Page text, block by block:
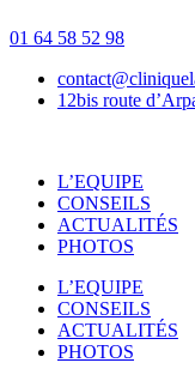
01 64 58 52 98
12bis route
L’EQUIPE
CONSEILS
ACTUALITÉS
PHOTOS
L’EQUIPE
CONSEILS
ACTUALITÉS
PHOTOS